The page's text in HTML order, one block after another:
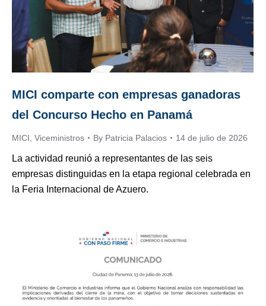
MICI comparte con empresas ganadoras
del Concurso Hecho en Panamá
MICI Viceministros By Patricia Palacios 14 de julio de 2026
La actividad reunió a representantes de las seis
empresas distinguidas en la etapa regional celebrada en
la Feria Internacional de Azuero.